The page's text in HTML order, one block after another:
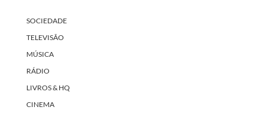
SOCIEDADE
TELEVISÃO
MÚSICA
RÁDIO
LIVROS & HQ
CINEMA